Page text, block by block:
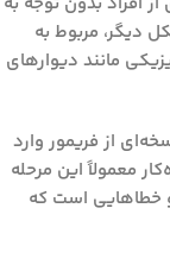
مشکل دیگر، مربوط به
مانند دیوارهای
از فریمور وارد
معمولاً این مرحله
و خطاهایی است که